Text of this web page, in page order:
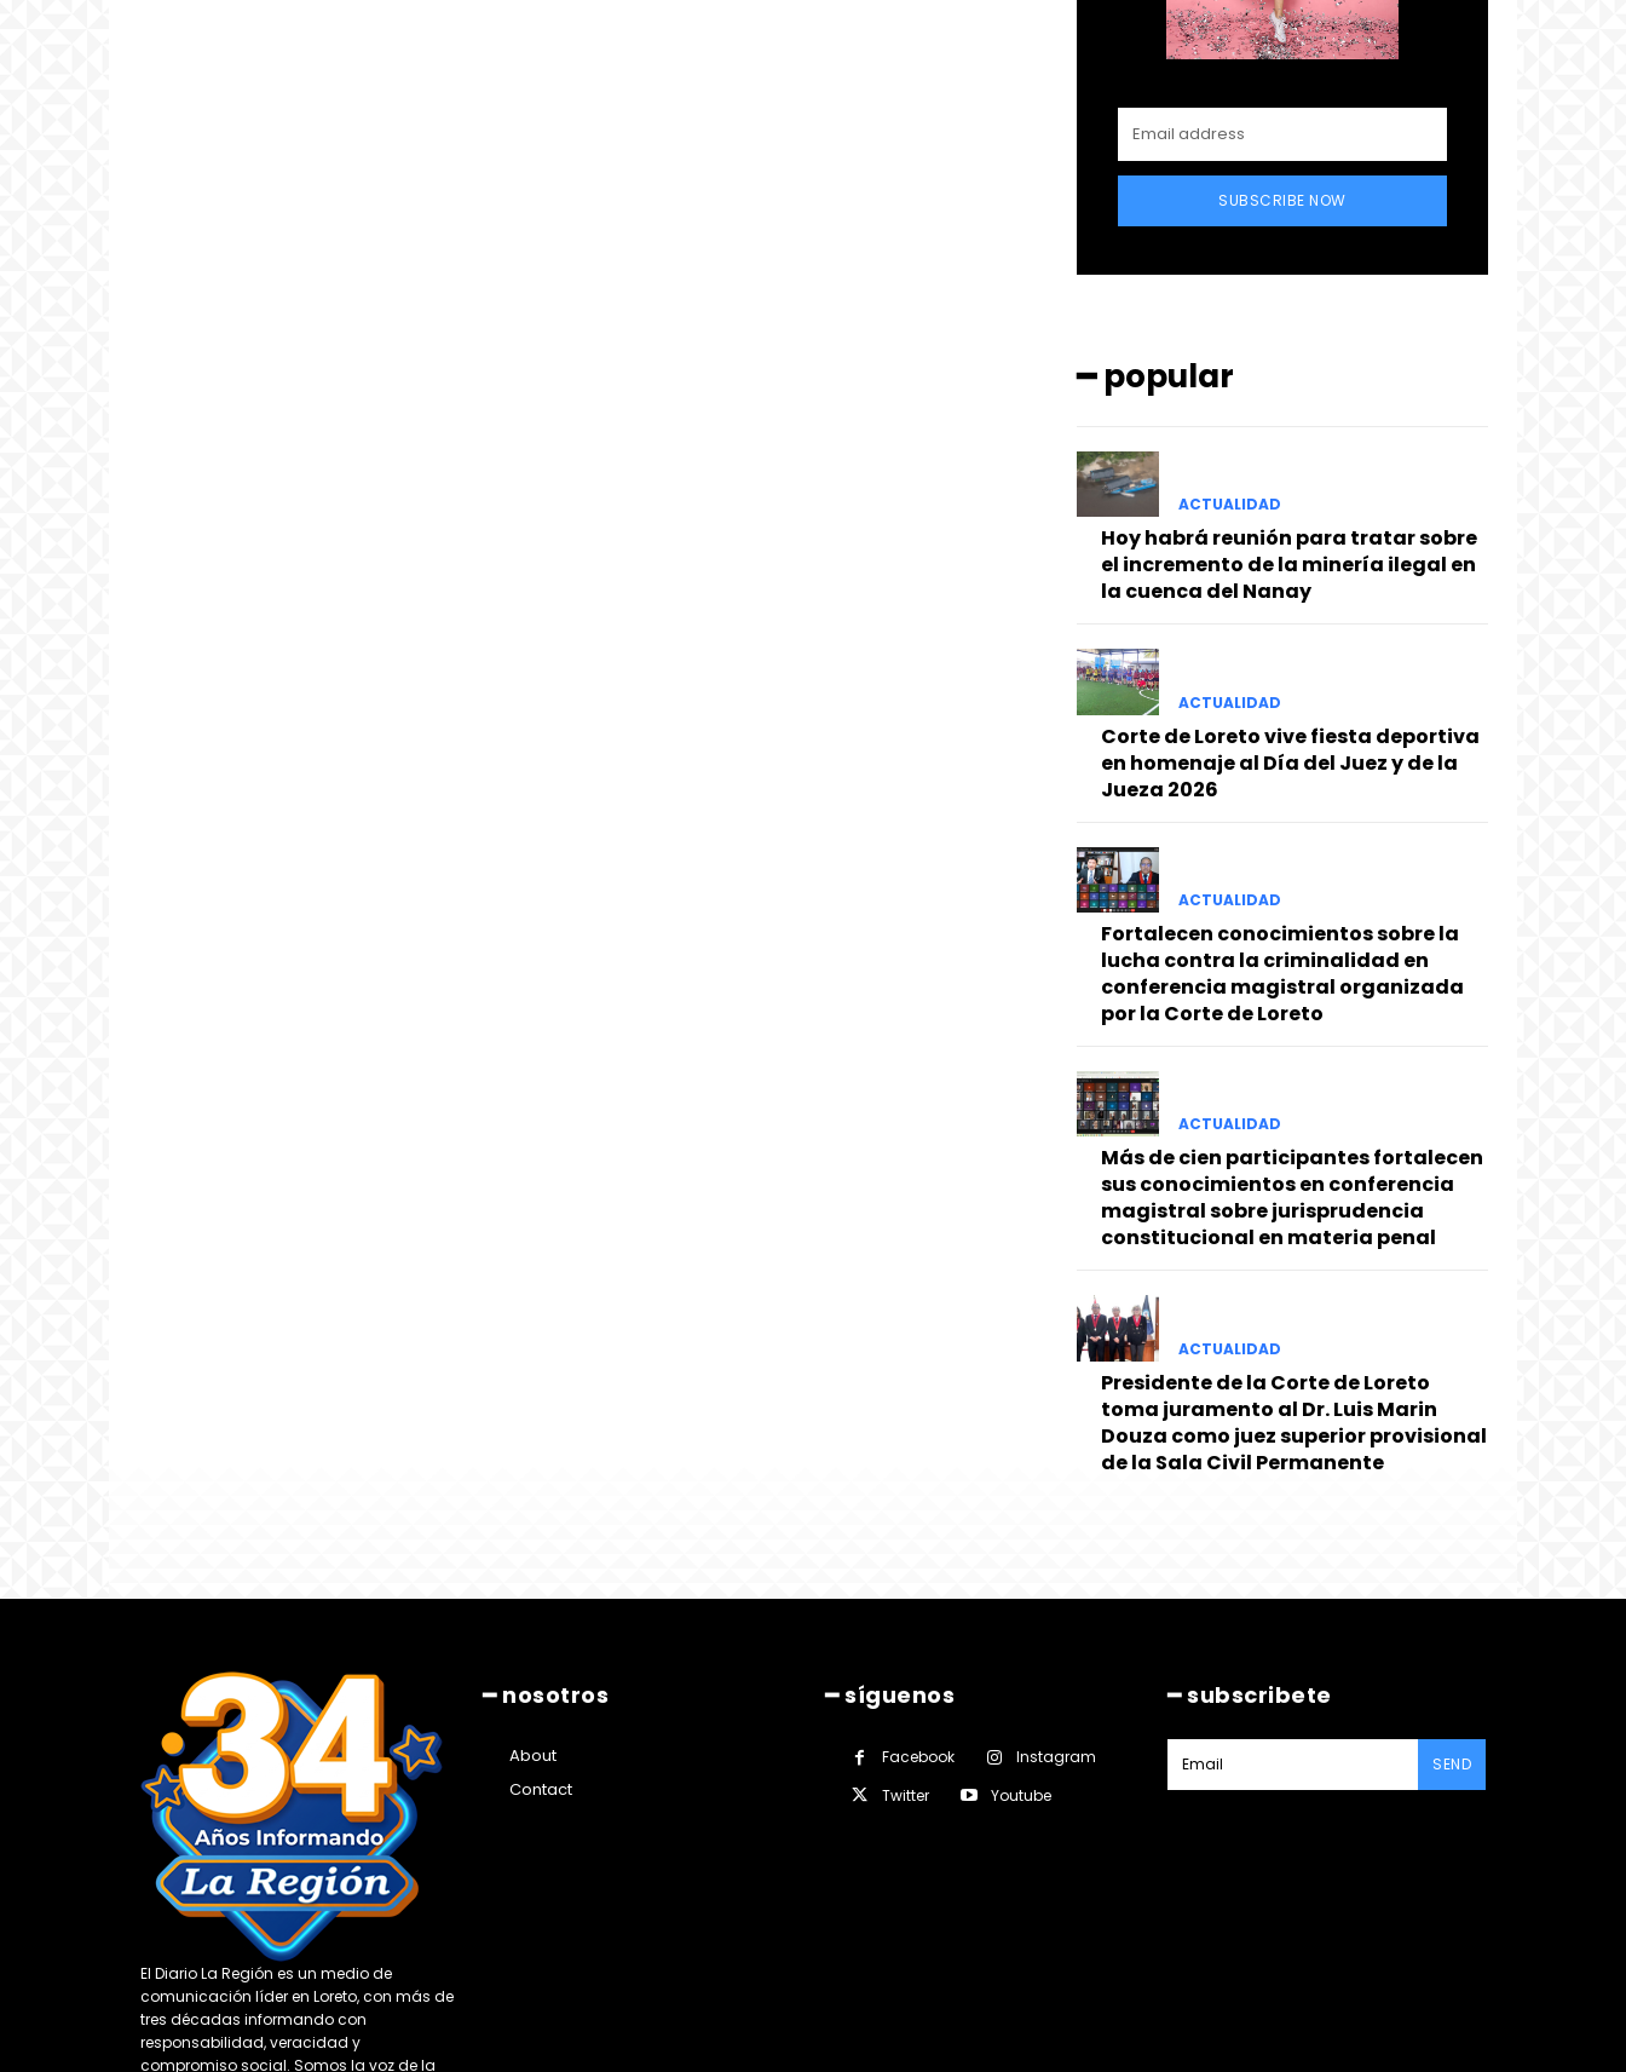
SUBSCRIBE NOW
━ popular
ACTUALIDAD
Hoy habrá reunión para tratar sobre
el incremento de la minería ilegal en
la cuenca del Nanay
ACTUALIDAD
Corte de Loreto vive fiesta deportiva
en homenaje al Día del Juez y de la
Jueza 2026
ACTUALIDAD
Fortalecen conocimientos sobre la
lucha contra la criminalidad en
conferencia magistral organizada
por la Corte de Loreto
ACTUALIDAD
Más de cien participantes fortalecen
sus conocimientos en conferencia
magistral sobre jurisprudencia
constitucional en materia penal
ACTUALIDAD
Presidente de la Corte de Loreto
toma juramento al Dr. Luis Marin
Douza como juez superior provisional
de la Sala Civil Permanente
El Diario La Región es un medio de
comunicación líder en Loreto, con más de
tres décadas informando con
responsabilidad, veracidad y
compromiso social. Somos la voz de la
━ nosotros
About
Contact
━ síguenos
Facebook
Instagram
Twitter
Youtube
━ subscribete
SEND